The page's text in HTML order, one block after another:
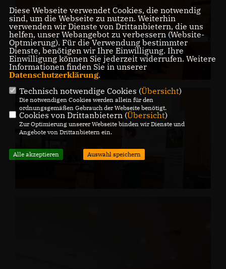
Diese Webseite verwendet Cookies, die notwendig
sind, um die Webseite zu nutzen. Weiterhin
verwenden wir Dienste von Drittanbietern, die uns
helfen, unser Webangebot zu verbessern (Website-
Optmierung). Für die Verwendung bestimmter
Dienste, benötigen wir Ihre Einwilligung. Ihre
Einwilligung können Sie jederzeit widerrufen. Weitere
Informationen finden Sie in unserer
Datenschutzerklärung.
Technisch notwendige Cookies (Übersicht)
Die notwendigen Cookies werden allein für den
ordnungsgemäßen Gebrauch der Webseite benötigt.
Cookies von Drittanbietern (Übersicht)
Zur Optimierung unserer Webseite binden wir Dienste und
Angebote von Drittanbietern ein.
Alle akzeptieren Auswahl speichern